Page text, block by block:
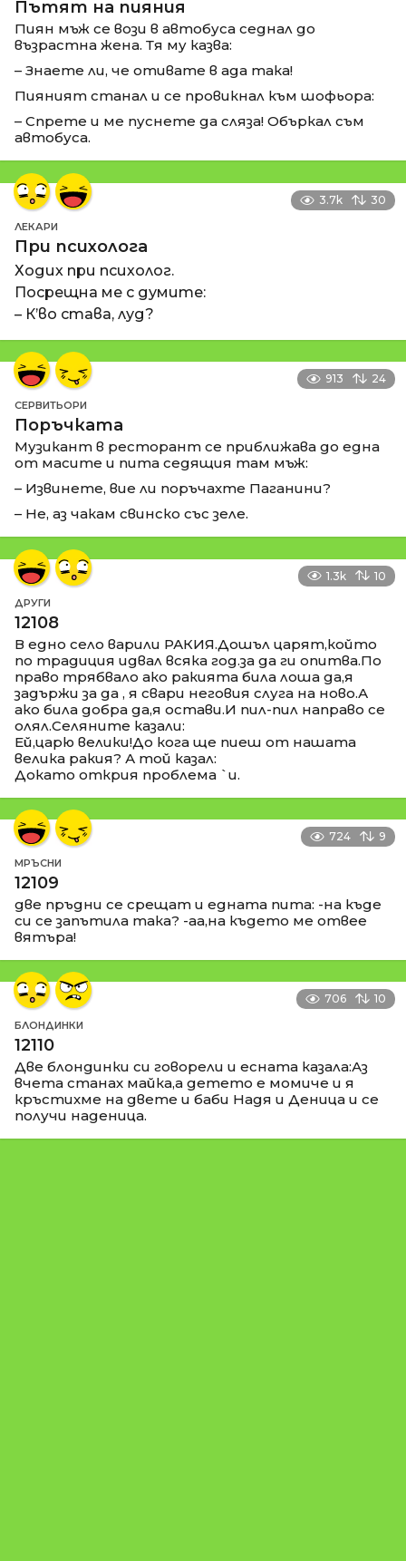
Пътят на пияния
Пиян мъж се вози в автобуса седнал до
възрастна жена. Тя му казва:
– Знаете ли, че отивате в ада така!
Пияният станал и се провикнал към шофьора:
– Спрете и ме пуснете да сляза! Объркал съм
автобуса.
3.7k 30
ЛЕКАРИ
При психолога
Ходих при психолог.
Посрещна ме с думите:
– К’во става, луд?
913 24
СЕРВИТЬОРИ
Поръчката
Музикант в ресторант се приближава до една
от масите и пита седящия там мъж:
– Извинете, вие ли поръчахте Паганини?
– Не, аз чакам свинско със зеле.
1.3k 10
ДРУГИ
12108
В едно село варили РАКИЯ.Дошъл царят,който
по традиция идвал всяка год.за да ги опитва.По
право трябвало ако ракията била лоша да,я
задържи за да , я свари неговия слуга на ново.А
ако била добра да,я остави.И пил-пил направо се
олял.Селяните казали:
Ей,царю велики!До кога ще пиеш от нашата
велика ракия? А той казал:
Докато открия проблема `и.
724 9
МРЪСНИ
12109
две пръдни се срещат и едната пита: -на къде
си се запътила така? -аа,на където ме отвее
вятъра!
706 10
БЛОНДИНКИ
12110
Две блондинки си говорели и есната казала:Аз
вчета станах майка,а детето е момиче и я
кръстихме на двете и баби Надя и Деница и се
получи наденица.